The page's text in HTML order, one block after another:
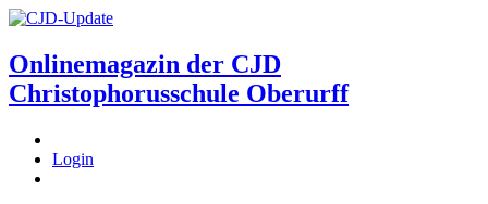
Onlinemagazin der CJD
Christophorusschule Oberurff
Login